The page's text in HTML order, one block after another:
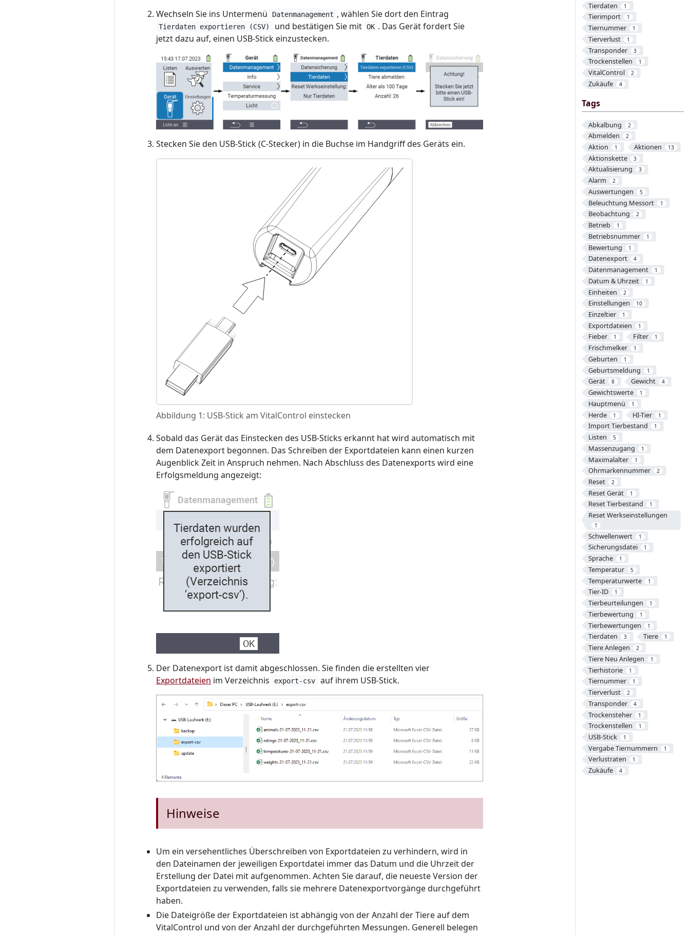
Tierdaten 1
Tierimport 1
Tiernummer 1
Tierverlust 1
Transponder 3
Trockenstellen 1
VitalControl 2
Zukäufe 4
Tags
Abkalbung 2
Abmelden 2
Aktion 1 Aktionen 13
Aktionskette 3
Aktualisierung 3
Alarm 2
Auswertungen 5
Beleuchtung Messort 1
Beobachtung 2
Betrieb 1
Betriebsnummer 1
Bewertung 1
Datenexport 4
Datenmanagement 1
Datum & Uhrzeit 1
Einheiten 2
Einstellungen 10
Einzeltier 1
Exportdateien 1
Fieber 1 Filter 1
Frischmelker 1
Geburten 1
Geburtsmeldung 1
Gerät 8 Gewicht 4
Gewichtswerte 1
Hauptmenü 1
Herde 1 HI-Tier 1
Import Tierbestand 1
Listen 5
Massenzugang 1
Maximalalter 1
Ohrmarkennummer 2
Reset 2
Reset Gerät 1
Reset Tierbestand 1
Reset Werkseinstellungen
1
Schwellenwert 1
Sicherungsdatei 1
Sprache 1
Temperatur 5
Temperaturwerte 1
Tier-ID 1
Tierbeurteilungen 1
Tierbewertung 1
Tierbewertungen 1
Tierdaten 3 Tiere 1
Tiere Anlegen 2
Tiere Neu Anlegen 1
Tierhistorie 1
Tiernummer 1
Tierverlust 2
Transponder 4
Trockensteher 1
Trockenstellen 1
USB-Stick 1
Vergabe Tiernummern 1
Verlustraten 1
Zukäufe 4
Wechseln Sie ins Untermenü Datenmanagement , wählen Sie dort den Eintrag
Tierdaten exportieren (CSV) und bestätigen Sie mit OK . Das Gerät fordert Sie
jetzt dazu auf, einen USB-Stick einzustecken.
Stecken Sie den USB-Stick (C-Stecker) in die Buchse im Handgriff des Geräts ein.
Abbildung 1: USB-Stick am VitalControl einstecken
Sobald das Gerät das Einstecken des USB-Sticks erkannt hat wird automatisch mit
dem Datenexport begonnen. Das Schreiben der Exportdateien kann einen kurzen
Augenblick Zeit in Anspruch nehmen. Nach Abschluss des Datenexports wird eine
Erfolgsmeldung angezeigt:
Der Datenexport ist damit abgeschlossen. Sie finden die erstellten vier
Exportdateien im Verzeichnis export-csv auf ihrem USB-Stick.
Hinweise
Um ein versehentliches Überschreiben von Exportdateien zu verhindern, wird in
den Dateinamen der jeweiligen Exportdatei immer das Datum und die Uhrzeit der
Erstellung der Datei mit aufgenommen. Achten Sie darauf, die neueste Version der
Exportdateien zu verwenden, falls sie mehrere Datenexportvorgänge durchgeführt
haben.
Die Dateigröße der Exportdateien ist abhängig von der Anzahl der Tiere auf dem
VitalControl und von der Anzahl der durchgeführten Messungen. Generell belegen